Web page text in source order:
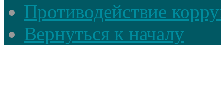
Противодействие
Вернуться к началу